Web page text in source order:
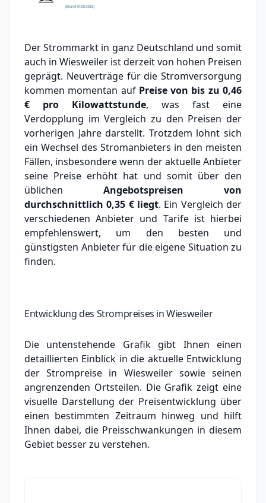
Der Strommarkt in ganz Deutschland und somit
auch in Wiesweiler ist derzeit von hohen Preisen
geprägt. Neuverträge für die Stromversorgung
kommen momentan auf Preise von bis zu0,46
€ pro Kilowattstunde, was fast eine
Verdopplung im Vergleich zu den Preisen der
vorherigen Jahre darstellt. Trotzdem lohnt sich
ein Wechsel des Stromanbieters in den meisten
Fällen, insbesondere wenn der aktuelle Anbieter
seine Preise erhöht hat und somit über den
üblichen Angebotspreisen von
durchschnittlich0,35 €liegt. Ein Vergleich der
verschiedenen Anbieter und Tarife ist hierbei
empfehlenswert, um den besten und
günstigsten Anbieter für die eigene Situation zu
finden.
Entwicklung des Strompreises in Wiesweiler
Die untenstehende Grafik gibt Ihnen einen
detaillierten Einblick in die aktuelle Entwicklung
der Strompreise in Wiesweiler sowie seinen
angrenzenden Ortsteilen. Die Grafik zeigt eine
visuelle Darstellung der Preisentwicklung über
einen bestimmten Zeitraum hinweg und hilft
Ihnen dabei, die Preisschwankungen in diesem
Gebiet besser zu verstehen.